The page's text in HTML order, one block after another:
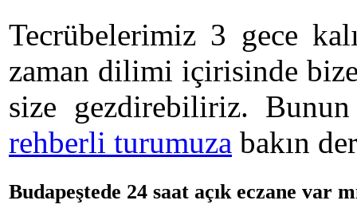
Tecrübelerimiz 3 gece
zaman dilimi içirisinde
size gezdirebiliriz.
rehberli turumuza bakın
Budapeştede 24 saat açık eczane var